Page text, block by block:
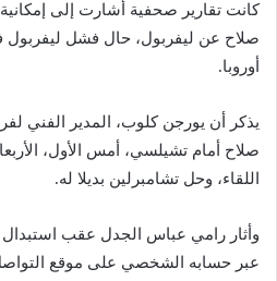
كانت تقارير صحفية أشارت إلى
صلاح عن ليفربول، حال فشل ليفربول
أوروبا.
يذكر أن يورجن كلوب، المدير الفني
اللقاء، وحل تشامبرلين بديلا له.
وأثار رامي عباس الجدل عقب
عبر حسابه الشخصي على موقع التواصل